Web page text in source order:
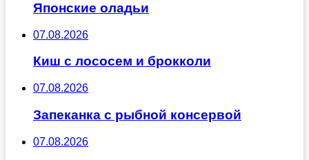
Японские оладьи
07.08.2026
Киш с лососем и брокколи
07.08.2026
Запеканка с рыбной консервой
07.08.2026